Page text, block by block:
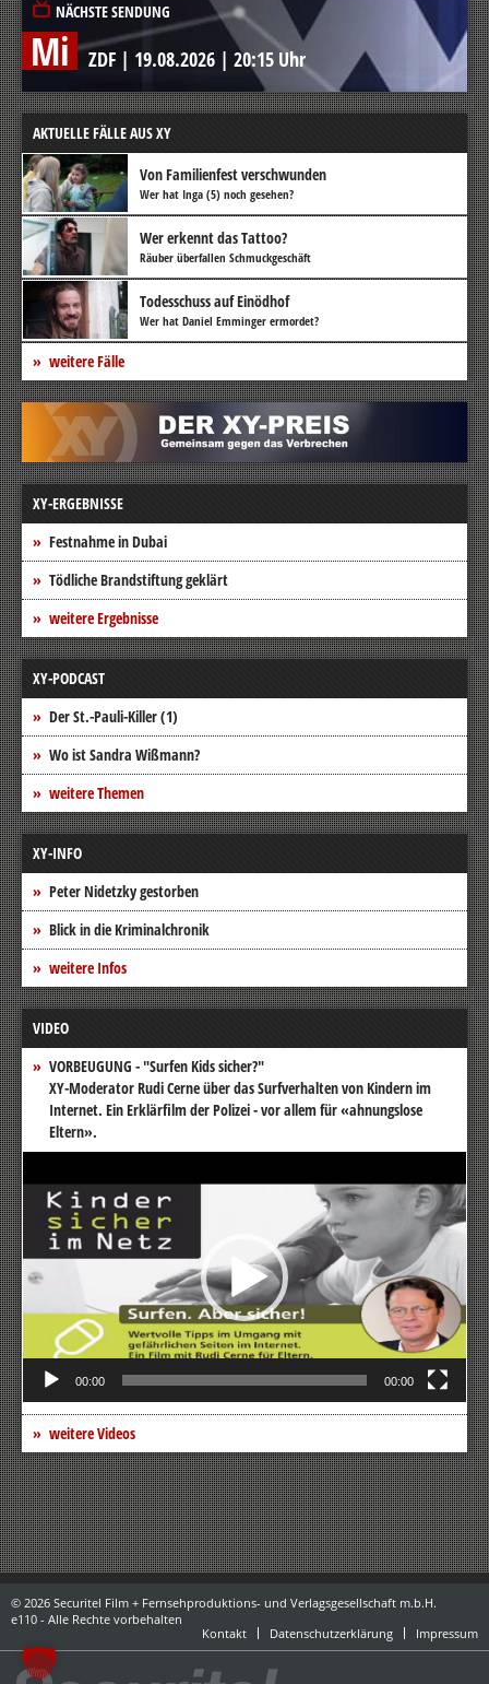
NÄCHSTE SENDUNG
Mi ZDF | 19.08.2026 | 20:15 Uhr
AKTUELLE FÄLLE AUS XY
Von Familienfest verschwunden
Wer hat Inga (5) noch gesehen?
Wer erkennt das Tattoo?
Räuber überfallen Schmuckgeschäft
Todesschuss auf Einödhof
Wer hat Daniel Emminger ermordet?
weitere Fälle
XY-ERGEBNISSE
Festnahme in Dubai
Tödliche Brandstiftung geklärt
weitere Ergebnisse
XY-PODCAST
Der St.-Pauli-Killer (1)
Wo ist Sandra Wißmann?
weitere Themen
XY-INFO
Peter Nidetzky gestorben
Blick in die Kriminalchronik
weitere Infos
VIDEO
VORBEUGUNG - "Surfen Kids sicher?"
XY-Moderator Rudi Cerne über das Surfverhalten von Kindern im
Internet. Ein Erklärfilm der Polizei - vor allem für «ahnungslose
Eltern».
Video-
00:00 00:00
weitere Videos
© 2026 Securitel Film + Fernsehproduktions- und Verlagsgesellschaft m.b.H.
e110 - Alle Rechte vorbehalten
Kontakt
Datenschutzerklärung Impressum